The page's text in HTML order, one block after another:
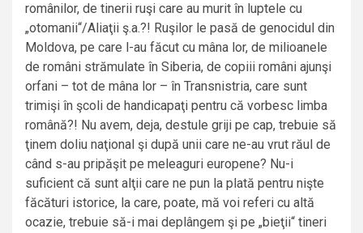
românilor, de tinerii ruşi care au murit în luptele cu
„otomanii“/Aliaţii ş.a.?! Ruşilor le pasă de genocidul din
Moldova, pe care l-au făcut cu mâna lor, de milioanele
de români strămulate în Siberia, de copiii români ajunşi
orfani – tot de mâna lor – în Transnistria, care sunt
trimişi în şcoli de handicapaţi pentru că vorbesc limba
română?! Nu avem, deja, destule griji pe cap, trebuie să
ţinem doliu naţional şi după unii care ne-au vrut răul de
când s-au pripăşit pe meleaguri europene? Nu-i
suficient că sunt alţii care ne pun la plată pentru nişte
făcături istorice, la care, poate, mă voi referi cu altă
ocazie, trebuie să-i mai deplângem şi pe „bieţii“ tineri